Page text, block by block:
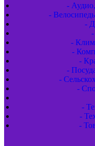
-
-
-
-
-
-
-
-
-
-
-
-